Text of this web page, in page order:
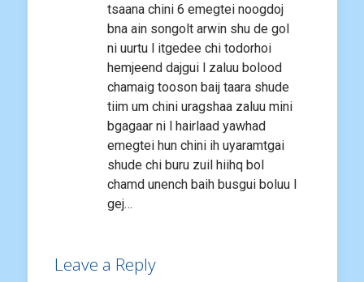
tsaana chini 6 emegtei noogdoj
bna ain songolt arwin shu de gol
ni uurtu l itgedee chi todorhoi
hemjeend dajgui l zaluu bolood
chamaig tooson baij taara shude
tiim um chini uragshaa zaluu mini
bgagaar ni l hairlaad yawhad
emegtei hun chini ih uyaramtgai
shude chi buru zuil hiihq bol
chamd unench baih busgui boluu l
gej…
Leave a Reply